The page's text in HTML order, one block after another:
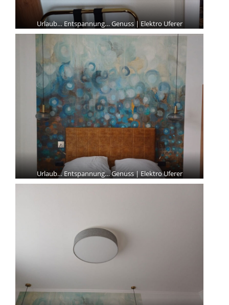
Urlaub… Entspannung… Genuss | Elektro Uferer
Urlaub… Entspannung… Genuss | Elektro Uferer